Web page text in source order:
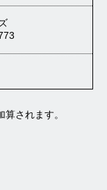
されます。